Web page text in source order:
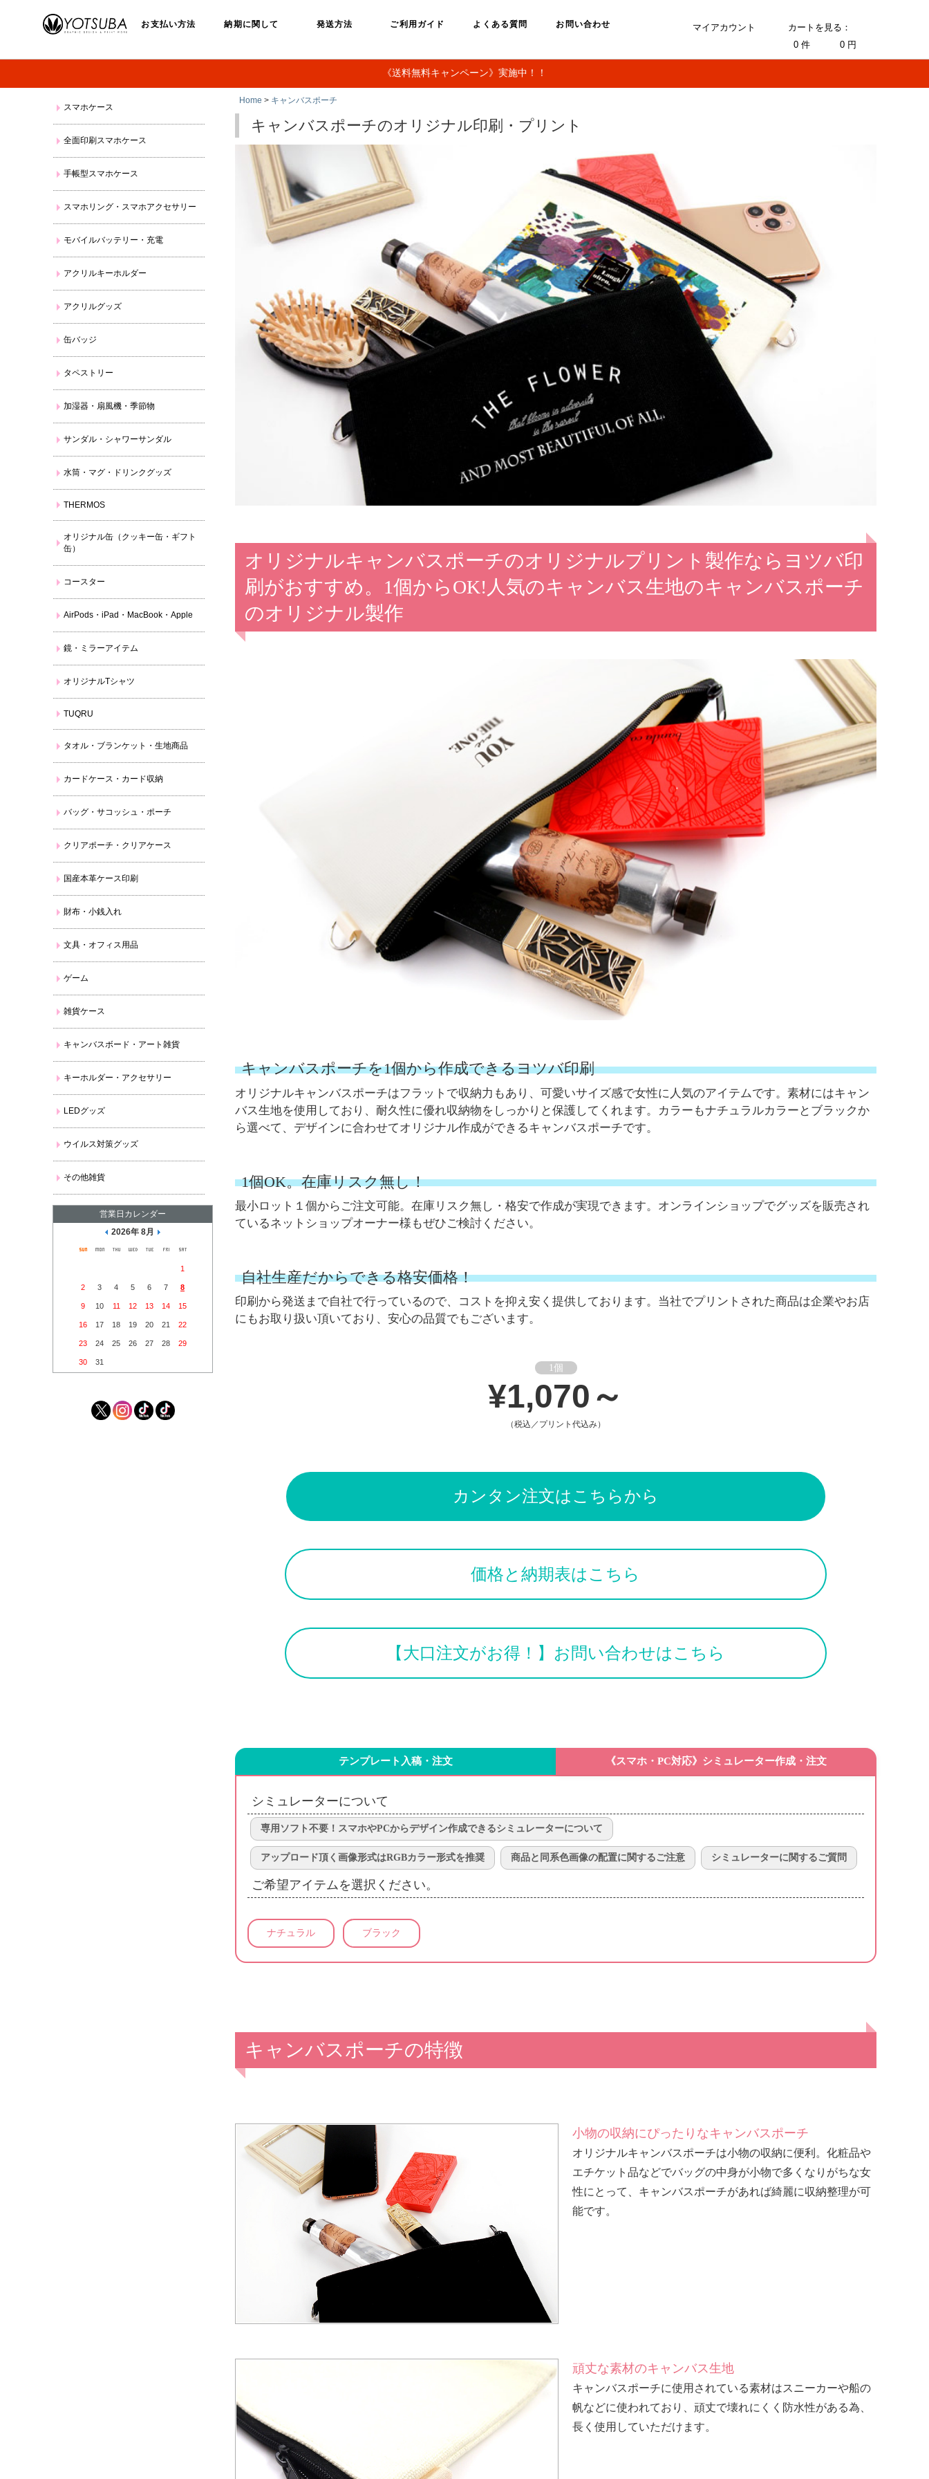
お支払い方法 納期に関して 発送方法 ご利用ガイド よくある質問 お問い合わせ マイアカウント
カートを見る：
0 件 0 円
《送料無料キャンペーン》実施中！！
スマホケース
全面印刷スマホケース
手帳型スマホケース
スマホリング・スマホアクセサリー
モバイルバッテリー・充電
アクリルキーホルダー
アクリルグッズ
缶バッジ
タペストリー
加湿器・扇風機・季節物
サンダル・シャワーサンダル
水筒・マグ・ドリンクグッズ
THERMOS
オリジナル缶（クッキー缶・ギフト
缶）
コースター
AirPods・iPad・MacBook・Apple
鏡・ミラーアイテム
オリジナルTシャツ
TUQRU
タオル・ブランケット・生地商品
カードケース・カード収納
バッグ・サコッシュ・ポーチ
クリアポーチ・クリアケース
国産本革ケース印刷
財布・小銭入れ
文具・オフィス用品
ゲーム
雑貨ケース
キャンバスボード・アート雑貨
キーホルダー・アクセサリー
LEDグッズ
ウイルス対策グッズ
その他雑貨
営業日カレンダー
2026年 8月
1
2 3 4 5 6 7 8
9 10 11 12 13 14 15
16 17 18 19 20 21 22
23 24 25 26 27 28 29
30 31
Home > キャンバスポーチ
キャンバスポーチのオリジナル印刷・プリント
オリジナルキャンバスポーチのオリジナルプリント製作ならヨツバ印
刷がおすすめ。1個からOK!人気のキャンバス生地のキャンバスポーチ
のオリジナル製作
キャンバスポーチを1個から作成できるヨツバ印刷
オリジナルキャンバスポーチはフラットで収納力もあり、可愛いサイズ感で女性に人気のアイテムです。素材にはキャン
バス生地を使用しており、耐久性に優れ収納物をしっかりと保護してくれます。カラーもナチュラルカラーとブラックか
ら選べて、デザインに合わせてオリジナル作成ができるキャンバスポーチです。
1個OK。在庫リスク無し！
最小ロット１個からご注文可能。在庫リスク無し・格安で作成が実現できます。オンラインショップでグッズを販売され
ているネットショップオーナー様もぜひご検討ください。
自社生産だからできる格安価格！
印刷から発送まで自社で行っているので、コストを抑え安く提供しております。当社でプリントされた商品は企業やお店
にもお取り扱い頂いており、安心の品質でもございます。
1個
¥1,070～
（税込／プリント代込み）
カンタン注文はこちらから
価格と納期表はこちら
【大口注文がお得！】お問い合わせはこちら
テンプレート入稿・注文 《スマホ・PC対応》シミュレーター作成・注文
シミュレーターについて
専用ソフト不要！スマホやPCからデザイン作成できるシミュレーターについて
アップロード頂く画像形式はRGBカラー形式を推奨 商品と同系色画像の配置に関するご注意 シミュレーターに関するご質問
ご希望アイテムを選択ください。
ナチュラル ブラック
キャンバスポーチの特徴
小物の収納にぴったりなキャンバスポーチ
オリジナルキャンバスポーチは小物の収納に便利。化粧品や
エチケット品などでバッグの中身が小物で多くなりがちな女
性にとって、キャンバスポーチがあれば綺麗に収納整理が可
能です。
頑丈な素材のキャンバス生地
キャンバスポーチに使用されている素材はスニーカーや船の
帆などに使われており、頑丈で壊れにくく防水性がある為、
長く使用していただけます。